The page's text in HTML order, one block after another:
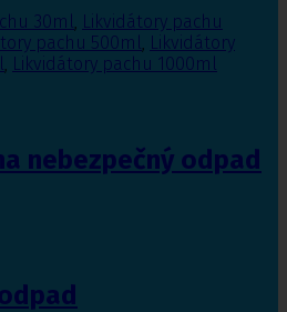
30ml, Likvidátory pachu
pachu 500ml, Likvidátory
, Likvidátory pachu 1000ml
nebezpečný odpad